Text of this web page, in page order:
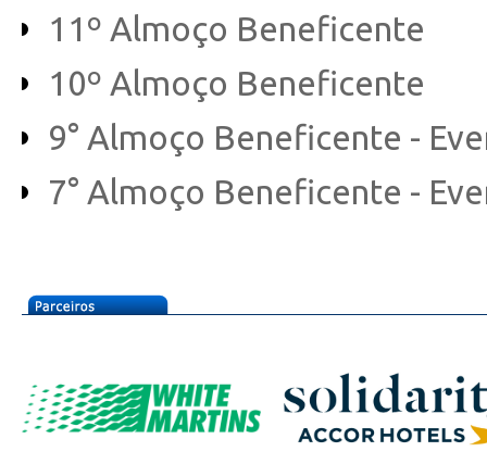
11º Almoço Beneficente
10º Almoço Beneficente
9° Almoço Beneficente -
7° Almoço Beneficente -